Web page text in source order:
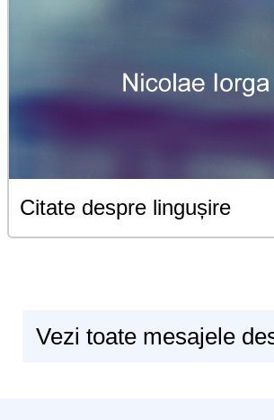
Citate despre lingușire
Vezi toate mesajele